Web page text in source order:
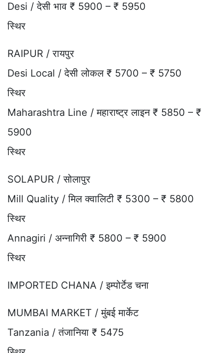
Desi / देसी भाव ₹ 5900 – ₹ 5950
स्थिर
RAIPUR / रायपुर
Desi Local / देसी लोकल ₹ 5700 – ₹ 5750
स्थिर
Maharashtra Line / महाराष्ट्र लाइन ₹ 5850 – ₹
5900
स्थिर
SOLAPUR / सोलापुर
Mill Quality / मिल क्वालिटी ₹ 5300 – ₹ 5800
स्थिर
Annagiri / अन्नागिरी ₹ 5800 – ₹ 5900
स्थिर
IMPORTED CHANA / इम्पोर्टेड चना
MUMBAI MARKET / मुंबई मार्केट
Tanzania / तंजानिया ₹ 5475